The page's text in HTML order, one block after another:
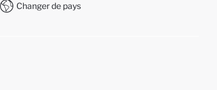
Changer de pays